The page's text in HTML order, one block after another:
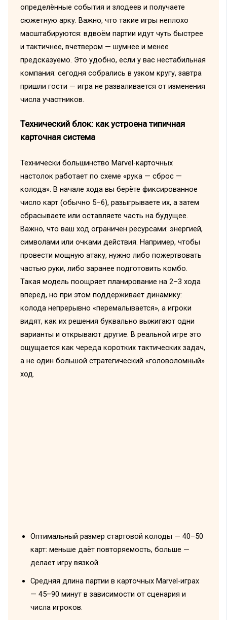
определённые события и злодеев и получаете
сюжетную арку. Важно, что такие игры неплохо
масштабируются: вдвоём партии идут чуть быстрее
и тактичнее, вчетвером — шумнее и менее
предсказуемо. Это удобно, если у вас нестабильная
компания: сегодня собрались в узком кругу, завтра
пришли гости — игра не разваливается от изменения
числа участников.
Технический блок: как устроена типичная
карточная система
Технически большинство Marvel-карточных
настолок работает по схеме «рука — сброс —
колода». В начале хода вы берёте фиксированное
число карт (обычно 5–6), разыгрываете их, а затем
сбрасываете или оставляете часть на будущее.
Важно, что ваш ход ограничен ресурсами: энергией,
символами или очками действия. Например, чтобы
провести мощную атаку, нужно либо пожертвовать
частью руки, либо заранее подготовить комбо.
Такая модель поощряет планирование на 2–3 хода
вперёд, но при этом поддерживает динамику:
колода непрерывно «перемалывается», а игроки
видят, как их решения буквально выжигают одни
варианты и открывают другие. В реальной игре это
ощущается как череда коротких тактических задач,
а не один большой стратегический «головоломный»
ход.
Оптимальный размер стартовой колоды — 40–50
карт: меньше даёт повторяемость, больше —
делает игру вязкой.
Средняя длина партии в карточных Marvel-играх
— 45–90 минут в зависимости от сценария и
числа игроков.